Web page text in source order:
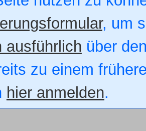
, um
ausführlich über
zu einem
hier anmelden.